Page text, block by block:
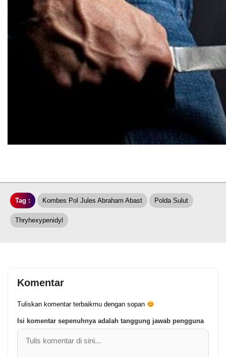
Tag : Kombes Pol Jules Abraham Abast Polda Sulut
Thryhexypenidyl
Komentar
Tuliskan komentar terbaikmu dengan sopan
Isi komentar sepenuhnya adalah tanggung jawab pengguna